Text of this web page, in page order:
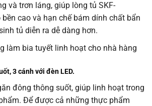
và trơn láng, giúp lòng tủ SKF-
cao và hạn chế bám dính chất bẩn
tủ diễn ra dễ dàng hơn.
làm bia tuyết linh hoạt cho nhà hàng
3 cánh với đèn LED.
đông thông suốt, giúp linh hoạt trong
Để được cả những thực phẩm